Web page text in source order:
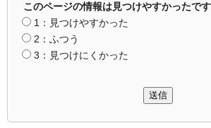
このページの情報は見つけやすかったで
1：見つけやすかった
2：ふつう
3：見つけにくかった
送信